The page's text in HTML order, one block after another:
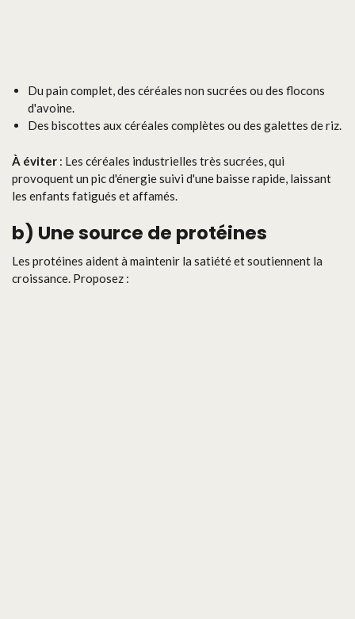
Du pain complet, des céréales non sucrées ou des flocons
d'avoine.
Des biscottes aux céréales complètes ou des galettes de riz.
À éviter : Les céréales industrielles très sucrées, qui
provoquent un pic d'énergie suivi d'une baisse rapide, laissant
les enfants fatigués et affamés.
b) Une source de protéines
Les protéines aident à maintenir la satiété et soutiennent la
croissance. Proposez :